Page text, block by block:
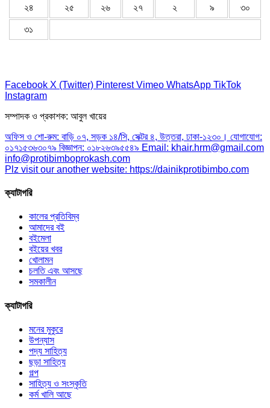
২৪ ২৫ ২৬ ২৭ ২ ৯ ৩০
৩১
Facebook X (Twitter) Pinterest Vimeo WhatsApp TikTok
Instagram
সম্পাদক ও প্রকাশক: আবুল খায়ের
অফিস ও শো-রুম: বাড়ি ০৭, সড়ক ১৪/সি, সেক্টর ৪, উত্তরা, ঢাকা-১২৩০। যোগাযোগ:
০১৭১৫৩৬৩০৭৯ বিজ্ঞাপন: ০১৮২৬৩৯৫৫৪৯ Email: khair.hrm@gmail.com
info@protibimboprokash.com
Plz visit our another website: https://dainikprotibimbo.com
ক্যাটাগরি
কালের প্রতিবিম্ব
আমাদের বই
বইমেলা
বইয়ের খবর
খোলামন
চলতি এবং আসছে
সমকালীন
ক্যাটাগরি
মনের মুকুরে
উপন্যাস
পদ্য সাহিত্য
ছড়া সাহিত্য
গল্প
সাহিত্য ও সংস্কৃতি
কর্ম খালি আছে